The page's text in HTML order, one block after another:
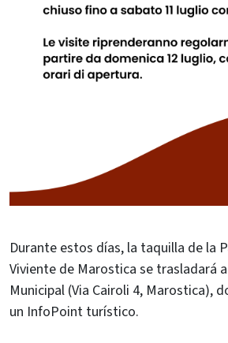
Durante estos días, la taquilla de la
Viviente de Marostica se trasladará
Municipal (Via Cairoli 4, Marostica),
un InfoPoint turístico.